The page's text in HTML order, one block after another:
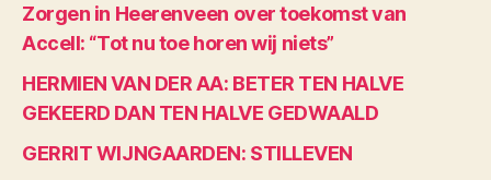
Zorgen in Heerenveen over toekomst van
Accell: “Tot nu toe horen wij niets”
HERMIEN VAN DER AA: BETER TEN HALVE
GEKEERD DAN TEN HALVE GEDWAALD
GERRIT WIJNGAARDEN: STILLEVEN